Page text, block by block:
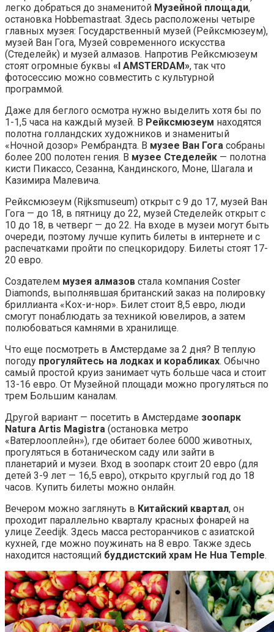
легко добраться до знаменитой Музейной площади,
остановка Hobbemastraat. Здесь расположены четыре
главных музея: Государственный музей (Рейксмюзеум),
музей Ван Гога, Музей современного искусства
(Стеделейк) и музей алмазов. Напротив Рейксмюзеум
стоят огромные буквы «I AMSTERDAM», так что
фотосессию можно совместить с культурной
программой.
Даже для беглого осмотра нужно выделить хотя бы по
1-1,5 часа на каждый музей. В Рейксмюзеум находятся
полотна голландских художников и знаменитый
«Ночной дозор» Рембрандта. В музее Ван Гога собраны
более 200 полотен гения. В музее Стеделейк — полотна
кисти Пикассо, Сезанна, Кандинского, Моне, Шагала и
Казимира Малевича.
Рейксмюзеум (Rijksmuseum) открыт с 9 до 17, музей Ван
Гога — до 18, в пятницу до 22, музей Стеделейк открыт с
10 до 18, в четверг — до 22. На входе в музеи могут быть
очереди, поэтому лучше купить билеты в интернете и с
распечатками пройти по спецкоридору. Билеты стоят 17-
20 евро.
Создателем музея алмазов стала компания Coster
Diamonds, выполнявшая британский заказ на полировку
бриллианта «Кох-и-нор». Билет стоит 8,5 евро, люди
смогут понаблюдать за техникой ювелиров, а затем
полюбоваться камнями в хранилище.
Что еще посмотреть в Амстердаме за 2 дня? В теплую
погоду прогуляйтесь на лодках и корабликах. Обычно
самый простой круиз занимает чуть больше часа и стоит
13-16 евро. От Музейной площади можно прогуляться по
трем Большим каналам.
Другой вариант — посетить в Амстердаме зоопарк
Natura Artis Magistra (остановка метро
«Ватерлооплейн»), где обитает более 6000 животных,
прогуляться в ботаническом саду или зайти в
планетарий и музеи. Вход в зоопарк стоит 20 евро (для
детей 3-9 лет — 16,5 евро), открыто круглый год до 18
часов. Купить билеты можно онлайн.
Вечером можно заглянуть в Китайский квартал, он
проходит параллельно кварталу красных фонарей на
улице Zeedijk. Здесь масса ресторанчиков с азиатской
кухней, где можно поужинать на 8 евро. Также здесь
находится настоящий буддистский храм He Hua Temple.